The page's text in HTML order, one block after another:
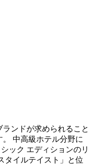
ンドが求められること
中高級ホテル分野に
ック エディションのリ
タイルテイスト」と位